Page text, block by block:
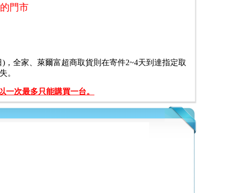
門市
) ， 全家、萊爾富超商取貨則在寄件2~4天到達指定取
。
一次最多只能購買一台。